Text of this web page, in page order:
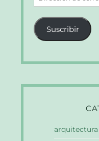
de
correo
electrónico
Suscribir
arquitectura